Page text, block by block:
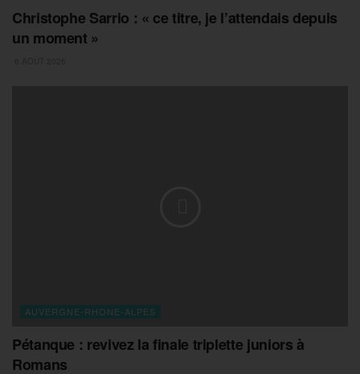
Christophe Sarrio : « ce titre, je l’attendais depuis
un moment »
AUVERGNE-RHONE-ALPES
Pétanque : revivez la finale triplette juniors à
Romans